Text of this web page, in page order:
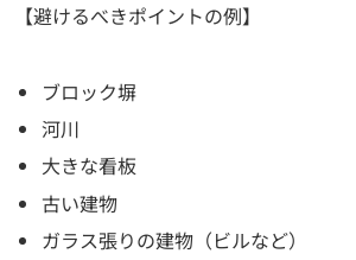
【避けるべきポイントの例】
ブロック塀
河川
大きな看板
古い建物
ガラス張りの建物（ビルなど）